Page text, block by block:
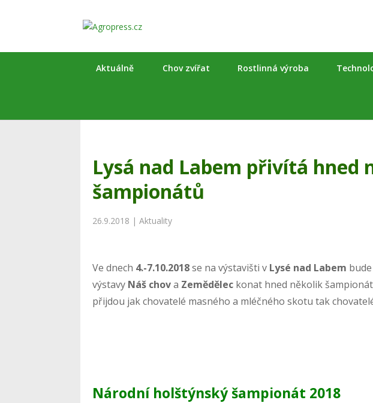
Aktuálně Chov zvířat Rostlinná výroba
Lysá nad Labem přivítá hned
šampionátů
26.9.2018 |Aktuality
Ve dnech 4.-7.10.2018se na výstavišti v Lysé nad Labem
výstavy Náš chova Zemědělec konat hned několik
přijdou jak chovatelé masného a mléčného skotu tak
Národní holštýnský šampionát 2018